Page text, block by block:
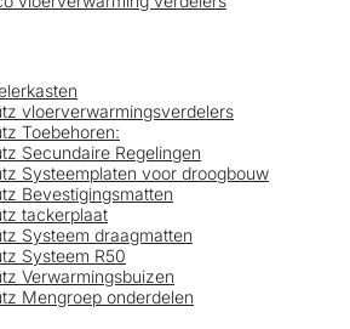
vloerverwarmingsverdelers
Toebehoren:
Secundaire Regelingen
Systeemplaten voor droogbouw
Bevestigingsmatten
tackerplaat
Systeem draagmatten
Systeem R50
Verwarmingsbuizen
Mengroep onderdelen